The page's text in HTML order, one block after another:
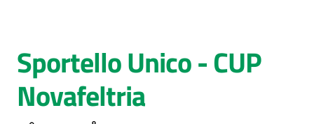
Azienda
Servizi
Salta al contenuto
Sportello Unico - CUP
Novafeltria